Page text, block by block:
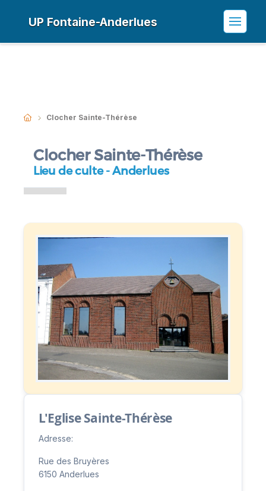
UP Fontaine-Anderlues
Clocher Sainte-Thérèse
Clocher Sainte-Thérèse
Lieu de culte - Anderlues
L'Eglise Sainte-Thérèse
Adresse:
Rue des Bruyères
6150 Anderlues